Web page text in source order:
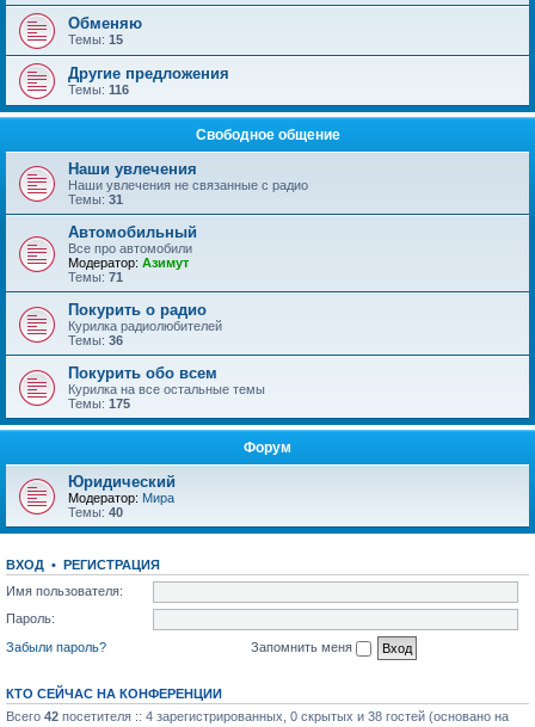
Обменяю
Темы: 15
Другие предложения
Темы: 116
Свободное общение
Наши увлечения
Наши увлечения не связанные с радио
Темы: 31
Автомобильный
Все про автомобили
Модератор: Азимут
Темы: 71
Покурить о радио
Курилка радиолюбителей
Темы: 36
Покурить обо всем
Курилка на все остальные темы
Темы: 175
Форум
Юридический
Модератор: Мира
Темы: 40
ВХОД • РЕГИСТРАЦИЯ
Имя пользователя:
Пароль:
Забыли пароль?
Запомнить меня
КТО СЕЙЧАС НА КОНФЕРЕНЦИИ
Всего 42 посетителя :: 4 зарегистрированных, 0 скрытых и 38 гостей (основано на